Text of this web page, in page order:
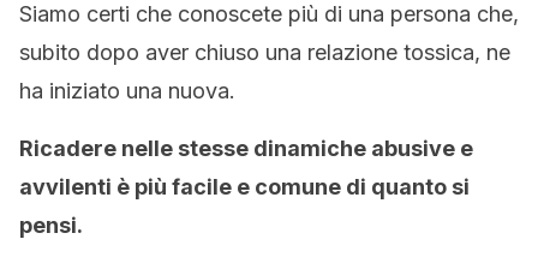
Siamo certi che conoscete più di una persona che,
subito dopo aver chiuso una relazione tossica, ne
ha iniziato una nuova.
Ricadere nelle stesse dinamiche abusive e
avvilenti è più facile e comune di quanto si
pensi.